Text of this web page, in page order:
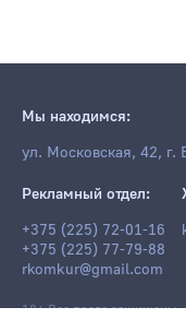
Мы находимся:
ул. Московская, 42, г.
Рекламный отдел:
+375 (225) 72-01-16
+375 (225) 77-79-88
rkomkur@gmail.com
18+ Все права защищены.